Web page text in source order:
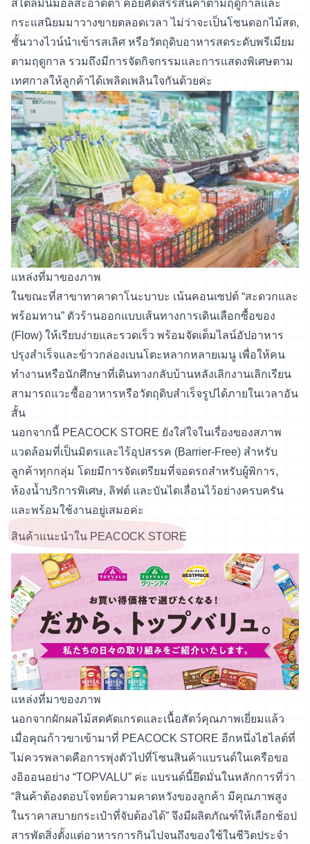
สไตล์มินิมอลสะอาดตา คอยคัดสรรสินค้าตามฤดูกาลและ
กระแสนิยมมาวางขายตลอดเวลา ไม่ว่าจะเป็นโซนดอกไม้สด,
ชั้นวางไวน์นำเข้ารสเลิศ หรือวัตถุดิบอาหารสดระดับพรีเมียม
ตามฤดูกาล รวมถึงมีการจัดกิจกรรมและการแสดงพิเศษตาม
เทศกาลให้ลูกค้าได้เพลิดเพลินใจกันด้วยค่ะ
แหล่งที่มาของภาพ
ในขณะที่สาขาทาคาดาโนะบาบะ เน้นคอนเซปต์ “สะดวกและ
พร้อมทาน” ตัวร้านออกแบบเส้นทางการเดินเลือกซื้อของ
(Flow) ให้เรียบง่ายและรวดเร็ว พร้อมจัดเต็มไลน์อัปอาหาร
ปรุงสำเร็จและข้าวกล่องเบนโตะหลากหลายเมนู เพื่อให้คน
ทำงานหรือนักศึกษาที่เดินทางกลับบ้านหลังเลิกงานเลิกเรียน
สามารถแวะซื้ออาหารหรือวัตถุดิบสำเร็จรูปได้ภายในเวลาอัน
สั้น
นอกจากนี้ PEACOCK STORE ยังใส่ใจในเรื่องของสภาพ
แวดล้อมที่เป็นมิตรและไร้อุปสรรค (Barrier-Free) สำหรับ
ลูกค้าทุกกลุ่ม โดยมีการจัดเตรียมที่จอดรถสำหรับผู้พิการ,
ห้องน้ำบริการพิเศษ, ลิฟต์ และบันไดเลื่อนไว้อย่างครบครัน
และพร้อมใช้งานอยู่เสมอค่ะ
สินค้าแนะนำใน PEACOCK STORE
แหล่งที่มาของภาพ
นอกจากผักผลไม้สดคัดเกรดและเนื้อสัตว์คุณภาพเยี่ยมแล้ว
เมื่อคุณก้าวขาเข้ามาที่ PEACOCK STORE อีกหนึ่งไฮไลต์ที่
ไม่ควรพลาดคือการพุ่งตัวไปที่โซนสินค้าแบรนด์ในเครือขอ
งอิออนอย่าง “TOPVALU” ค่ะ แบรนด์นี้ยึดมั่นในหลักการที่ว่า
“สินค้าต้องตอบโจทย์ความคาดหวังของลูกค้า มีคุณภาพสูง
ในราคาสบายกระเป๋าที่จับต้องได้” จึงมีผลิตภัณฑ์ให้เลือกช้อป
สารพัดสิ่งตั้งแต่อาหารการกินไปจนถึงของใช้ในชีวิตประจำ